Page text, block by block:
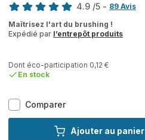
ComparerMaestria,
Sèche-
cheveux
Ajouter au panier
4.9 /5 - 89 Avis
Maîtrisez l'art du brushing !
Expédié par l’entrepôt produits
Dont éco-participation 0,12 €
En stock